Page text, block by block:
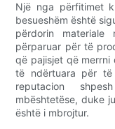
Një nga përfitimet
besueshëm është
përdorin
përparuar për të
që pajisjet që merrni
të ndërtuara për të
reputacion
mbështetëse, duke
është i mbrojtur.